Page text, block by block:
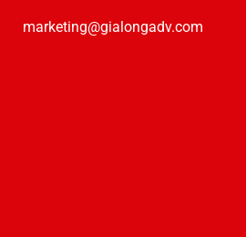
marketing@gialongadv.com